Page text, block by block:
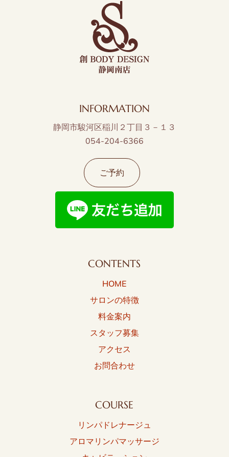
INFORMATION
静岡市駿河区稲川２丁目３－１３
054-204-6366
ご予約
CONTENTS
HOME
サロンの特徴
料金案内
スタッフ募集
アクセス
お問合わせ
COURSE
リンパドレナージュ
アロマリンパマッサージ